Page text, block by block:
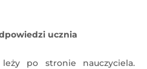
ucznia
po stronie nauczyciela.